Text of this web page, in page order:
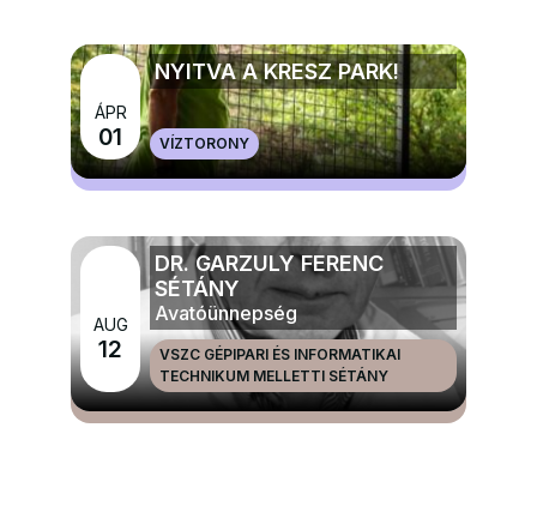
ÁPR
01
NYITVA A KRESZ PARK!
VÍZTORONY
MÉG TÖBB GYERMEK, IFJÚSÁGI ÉS CSALÁDI
PROGRAMOK
AUG
12
DR. GARZULY FERENC
SÉTÁNY
Avatóünnepség
VSZC GÉPIPARI ÉS INFORMATIKAI
TECHNIKUM MELLETTI SÉTÁNY
MÉG TÖBB NAGYRENDEZVÉNYEK ÉS ÜNNEPEK